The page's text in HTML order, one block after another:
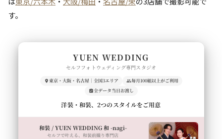
す。
YUEN WEDDING
セルフフォトウェディング専門スタジオ
東京・大阪・名古屋｜全国3エリア
毎月100組以上がご利用
全データ当日お渡し
洋装・和装、2つのスタイルをご用意
和装 / YUEN WEDDING 和 -nagi-
セルフで叶える、和装前撮り専門店